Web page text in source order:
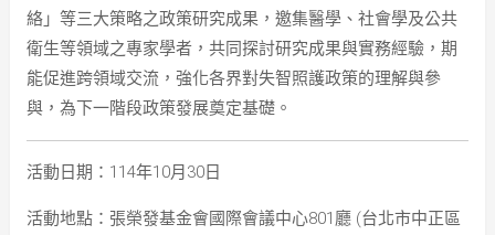
絡」等三大策略之政策研究成果，邀集醫學、社會學及公共
衛生等領域之專家學者，共同探討研究成果與實務經驗，期
能促進跨領域交流，強化各界對失智照護政策的理解與參
與，為下一階段政策發展奠定基礎。
活動日期：114年10月30日
活動地點：張榮發基金會國際會議中心801廳 (台北市中正區